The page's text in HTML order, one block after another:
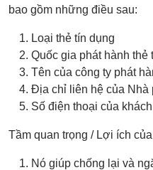
bao gồm những điều sau:
Loại thẻ tín dụng
Quốc gia phát hành thẻ
Tên của công ty phát
Địa chỉ liên hệ của Nhà
Số điện thoại của
Tầm quan trọng / Lợi ích
Nó giúp chống lại và